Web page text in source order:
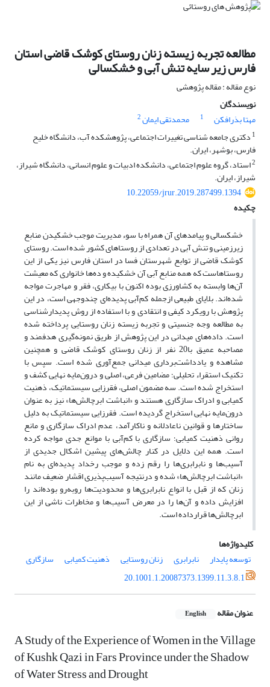
مطالعه تجربه زیسته زنان روستای کوشک قاضی استان
فارس زیر سایه تنش آبی و خشکسالی
نوع مقاله : مقاله پژوهشی
نویسندگان
مهتا بذرافکن
1 محمدتقی ایمان2
1 دکتری جامعه شناسی تغییرات اجتماعی، پژوهشکده آب، دانشگاه خلیح
فارس، بوشهر، ایران.
2استاد، گروه علوم اجتماعی، دانشکده ادبیات و علوم انسانی، دانشگاه شیراز،
شیراز، ایران.
10.22059/jrur.2019.287499.1394
چکیده
خشکسالی و پیامدهای آن همراه با سوء مدیریت موجب خشکیدن منابع
زیرزمینی و تنش آبی در تعدادی از روستاهای کشور شده است. روستای
کوشک قاضی از توابع شهرستان فسا در استان فارس نیز یکی از این
روستاهاست که همه منابع آبی آن خشکیده و ده‌ها خانواری که معیشت
آن‌ها وابسته به کشاورزی بوده اکنون با بیکاری، فقر و مهاجرت مواجه
شده‌اند. بلایای طبیعی ازجمله کم‌آبی پدیده‌ای چندوجهی است، در این
پژوهش با رویکرد کیفی و انتقادی و با استفاده از روش پدیدارشناسی
به مطالعه وجه جنسیتی و تجربه زیسته زنان روستایی پرداخته شده
است. داده‌های میدانی در این پژوهش از طریق نمونه‌گیری هدفمند و
مصاحبه عمیق با20 نفر از زنان روستای کوشک قاضی و همچنین
مشاهده و یادداشت‌برداری میدانی جمع‌آوری شده است. سپس با
تکنیک استقراء تحلیلی؛ مضامین فرعی، اصلی و درون‌مایه نهایی کشف و
استخراج شده است. سه مضمون اصلی، فقرزایی سیستماتیک، ذهنیت
کمیابی و ادراک سازگاری هستند و «انباشت ابرچالش‌ها» نیز به عنوان
درون‌مایه نهایی استخراج گردیده است. فقرزایی سیستماتیک به دلیل
ساختارها و قوانین ناعادلانه و ناکارآمد، عدم ادراک سازگاری و مانع
روانی ذهنیت کمیابی؛ سازگاری با کم‌آبی با موانع جدی مواجه کرده
است. همه این دلایل در کنار چالش‌های پیشین اشکال جدیدی از
آسیب‌ها و نابرابری‌ها را رقم زده و موجب رخداد پدیده‌ای به نام
«انباشت ابرچالش‌ها» شده و درنتیجه آسیب‌پذیری اقشار ضعیف مانند
زنان که از قبل با انواع نابرابری‌ها و محدودیت‌ها روبه‌رو بوده‌اند را
افزایش داده و آن‌ها را در معرض آسیب‌ها و مخاطرات ناشی از این
ابرچالش‌ها قرارداده است.
کلیدواژه‌ها
توسعه پایدار
نابرابری زنان روستایی ذهنیت کمیابی
سازگاری
20.1001.1.20087373.1399.11.3.8.1
عنوان مقاله English
A Study of the Experience of Women in the Village
of Kushk Qazi in Fars Province under the Shadow
of Water Stress and Drought